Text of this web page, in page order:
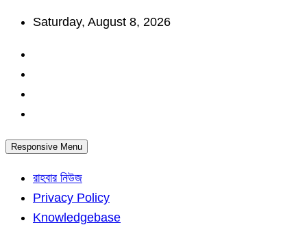
Skip
content
Saturday, August 8, 2026
Responsive Menu
রাহবার নিউজ
Privacy Policy
Knowledgebase